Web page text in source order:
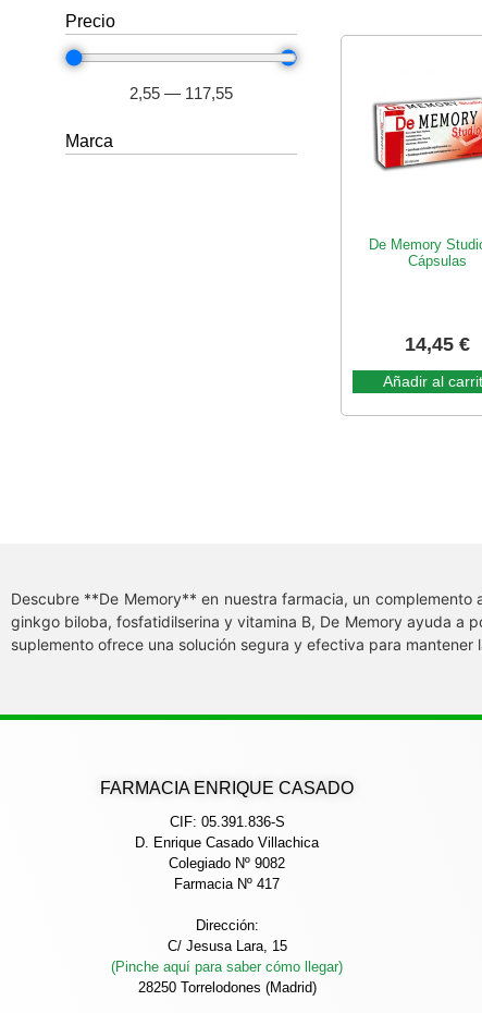
Precio
2,55— 117,55
Marca
De Memory
Cápsulas
14,45€
Añadir al
Descubre **De Memory** en nuestra farmacia, un
ginkgo biloba, fosfatidilserina y vitamina B, De Memory ayuda a
suplemento ofrece una solución segura y efectiva para
FARMACIA ENRIQUE CASADO
CIF: 05.391.836-S
D. Enrique Casado Villachica
Colegiado Nº 9082
Farmacia Nº 417
Dirección:
C/ Jesusa Lara, 15
(Pinche aquí para saber cómo llegar)
28250 Torrelodones (Madrid)